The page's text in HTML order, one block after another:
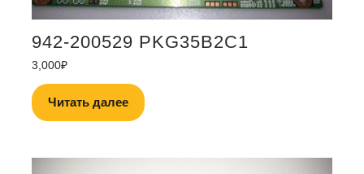
942-200529 PKG35B2C1
3,000₽
Читать далее